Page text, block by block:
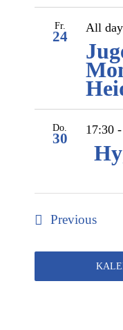
Fr.
24
All day
Do.
30
17:30-
Previous